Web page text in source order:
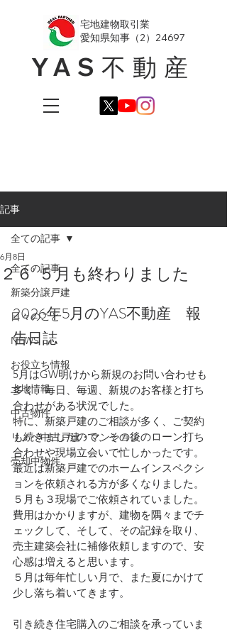
YAS不動産
​宅地建物取引業
愛知県知事（2）24697
記事
全ての記事
新築分譲戸建
日々のこと
NEWS
お役立ち情報
土地情報
中古物件
リノベ中古戸建・マンション
売却中物件
全ての記事
２６' ５月も終わりました
6月8日
2026年5月のYAS不動産　報
告日誌
5月はGW明けから新規のお問い合わせも
多く、毎日、毎週、新規のお客様と打ち
合わせがある状況でした。
特に、新築戸建のご相談が多く、ご契約
も続きましたので、その後のローン打ち
合わせや現場立会いで忙しかったです。
最近は新築戸建でのホームインスペクシ
ョンを依頼される方が多くなりました。
５月も３現場でご依頼されていました。
費用はかかりますが、建物を隅々までチ
ェックして、そして、その記録を取り、
売主建築会社に補修依頼しますので、安
心感は増えると思います。
５月は毎年忙しい月で、また夏にかけて
少し落ち着いてきます。
引き続き住宅購入のご相談を承っていま